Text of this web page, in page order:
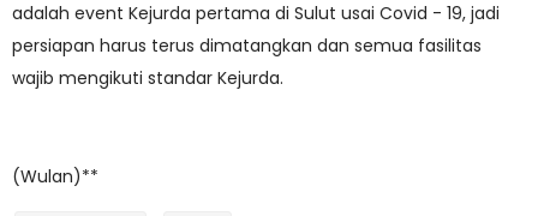
adalah event Kejurda pertama di Sulut usai Covid - 19, jadi
persiapan harus terus dimatangkan dan semua fasilitas
wajib mengikuti standar Kejurda.
(Wulan)**